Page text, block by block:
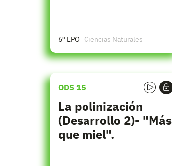
6º EPO Ciencias Naturales
ODS 15
La polinización
(Desarrollo 2)- "Más
que miel".